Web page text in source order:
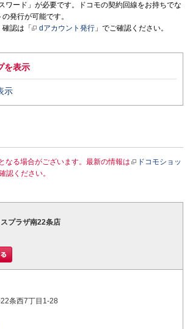
ワード」が必要です。ドコモの契約回線をお持ちでな
発行が可能です。
認は「
dアカウント発行 」でご確認ください。
を表示
示
なる場合がございます。最新の情報は
ドコモショッ
認ください。
プラザ南22条店
条西7丁目1-28